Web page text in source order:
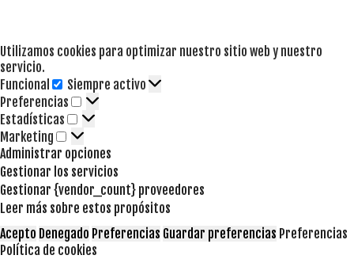
Utilizamos cookies para optimizar nuestro sitio web y nuestro
servicio.
Funcional
Funcional
Siempre activo
Preferencias
Preferencias
Estadísticas Estadísticas
Marketing Marketing
Administrar opciones
Gestionar los servicios
Gestionar {vendor_count} proveedores
Leer más sobre estos propósitos
Acepto Denegado Preferencias Guardar preferencias Preferencias
Política de cookies